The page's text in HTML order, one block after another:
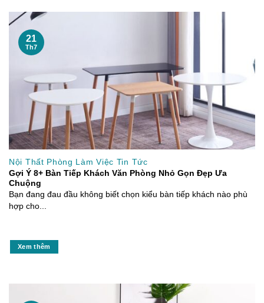
Nội Thất Phòng Làm Việc Tin Tức
Gợi Ý 8+ Bàn Tiếp Khách Văn Phòng Nhỏ Gọn Đẹp Ưa
Chuộng
Bạn đang đau đầu không biết chọn kiểu bàn tiếp khách nào phù
hợp cho...
Xem thêm
21
Th7